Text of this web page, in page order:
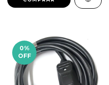
0%
OFF